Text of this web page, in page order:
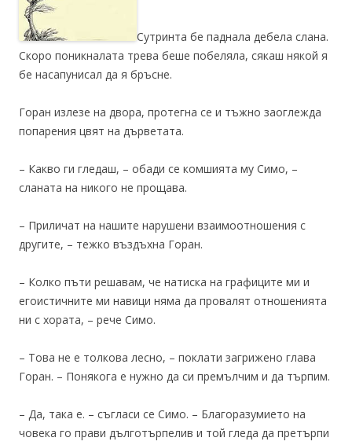
Сутринта бе паднала дебела слана.
Скоро поникналата трева беше побеляла, сякаш някой я
бе насапунисал да я бръсне.
Горан излезе на двора, протегна се и тъжно заоглежда
попарения цвят на дърветата.
– Какво ги гледаш, – обади се комшията му Симо, –
сланата на никого не прощава.
– Приличат на нашите нарушени взаимоотношения с
другите, – тежко въздъхна Горан.
– Колко пъти решавам, че натиска на графиците ми и
егоистичните ми навици няма да провалят отношенията
ни с хората, – рече Симо.
– Това не е толкова лесно, – поклати загрижено глава
Горан. – Понякога е нужно да си премълчим и да търпим.
– Да, така е. – съгласи се Симо. – Благоразумието на
човека го прави дълготърпелив и той гледа да претърпи